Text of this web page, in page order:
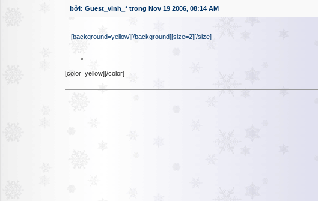
bởi: Guest_vinh_* trong Nov 19 2006, 08:14 AM
[background=yellow][/background][size=2][/size]
[color=yellow][/color]